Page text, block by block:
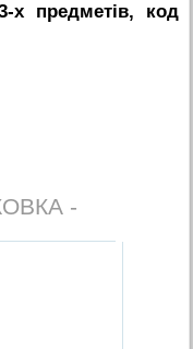
х предметів, код
-